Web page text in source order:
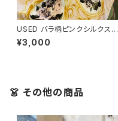
USED バラ柄ピンクシルクスカ
ーフ
¥3,000
👗 その他の商品